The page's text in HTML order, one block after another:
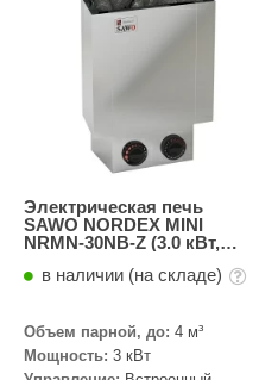
Электрическая печь
SAWO NORDEX MINI
NRMN-30NB-Z (3.0 кВт,
в наличии (на складе)
Объем парной, до: 4 м³
Мощность: 3 кВт